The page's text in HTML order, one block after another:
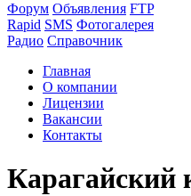
Форум Объявления FTP
Rapid SMS Фотогалерея
Радио Справочник
Главная
О компании
Лицензии
Вакансии
Контакты
Карагайский